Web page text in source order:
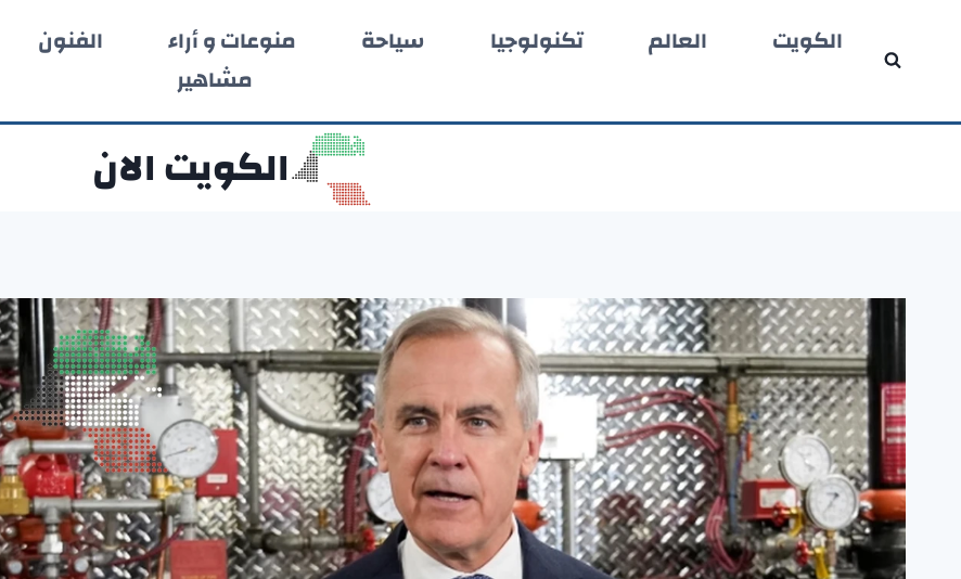
المحتوى
الكويت العالم تكنولوجيا سياحة منوعات و أراء الفنون
مشاهير
الكويت الان